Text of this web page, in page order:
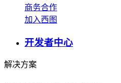
商务合作
加入西图
开发者中心
解决方案